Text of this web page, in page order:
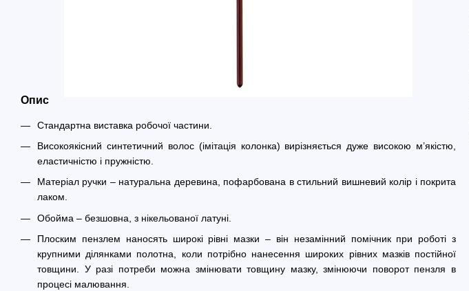
Опис
Стандартна виставка робочої частини.
Високоякісний синтетичний волос (імітація колонка) вирізняється дуже високою м’якістю,
еластичністю і пружністю.
Матеріал ручки – натуральна деревина, пофарбована в стильний вишневий колір і покрита
лаком.
Обойма – безшовна, з нікельованої латуні.
Плоским пензлем наносять широкі рівні мазки – він незамінний помічник при роботі з
крупними ділянками полотна, коли потрібно нанесення широких рівних мазків постійної
товщини. У разі потреби можна змінювати товщину мазку, змінюючи поворот пензля в
процесі малювання.